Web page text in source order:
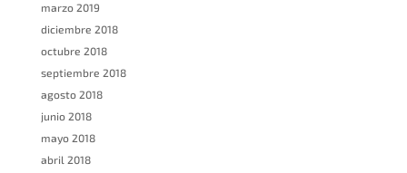
marzo 2019
diciembre 2018
octubre 2018
septiembre 2018
agosto 2018
junio 2018
mayo 2018
abril 2018